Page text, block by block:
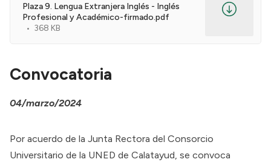
Plaza 9. Lengua Extranjera Inglés - Inglés
Profesional y Académico-firmado.pdf
368 KB
Convocatoria
04/marzo/2024
Por acuerdo de la Junta Rectora del Consorcio
Universitario de la UNED de Calatayud, se convoca